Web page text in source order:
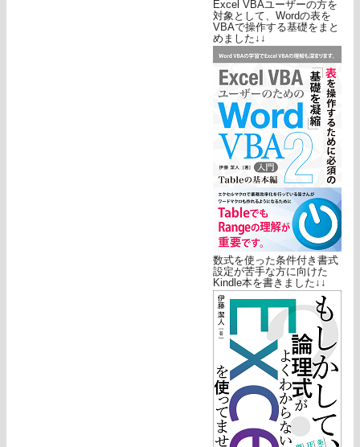
Excel VBAユーザーの方を
対象として、Wordの表を
VBAで操作する基礎をまと
めました↓↓
数式を使った条件付き書式
設定が苦手な方に向けた
Kindle本を書きました↓↓